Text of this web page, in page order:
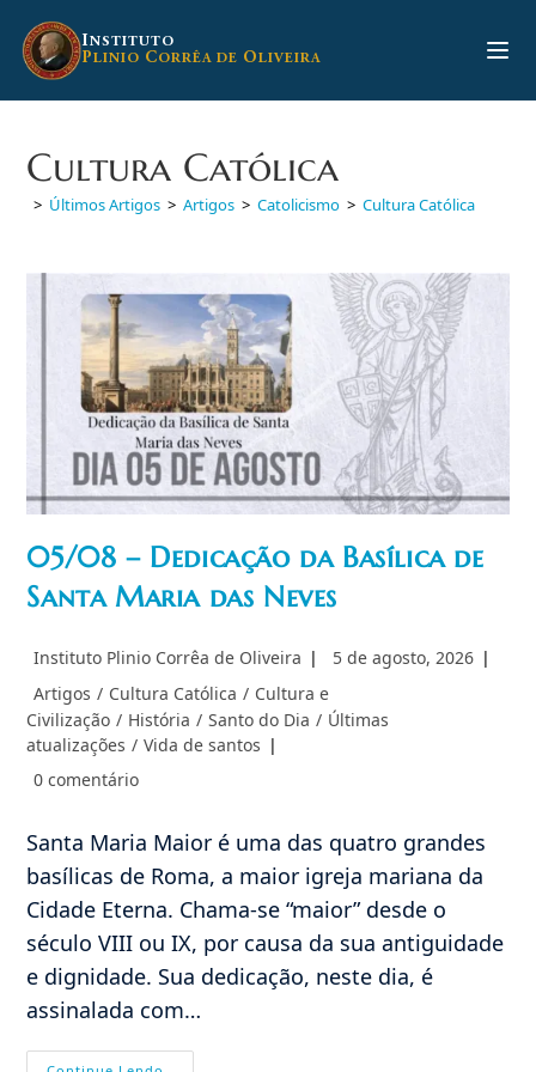
para
INSTITUTO
PLINIO CORRÊA DE OLIVEIRA
Cultura Católica
> Últimos Artigos > Artigos > Catolicismo > Cultura Católica
05/08 – Dedicação da Basílica de
Santa Maria das Neves
Autor
post:
Instituto Plinio Corrêa de Oliveira
Post
5 de agosto, 2026
Categoria
do
post:
Artigos / Cultura Católica / Cultura e
Civilização / História / Santo do Dia / Últimas
atualizações / Vida de santos
Comentários
0 comentário
Santa Maria Maior é uma das quatro grandes
basílicas de Roma, a maior igreja mariana da
Cidade Eterna. Chama-se “maior” desde o
século VIII ou IX, por causa da sua antiguidade
e dignidade. Sua dedicação, neste dia, é
assinalada com…